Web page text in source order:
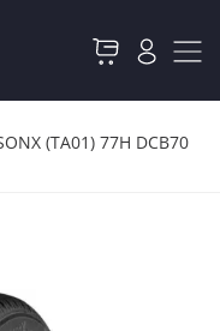
(TA01) 77H DCB70